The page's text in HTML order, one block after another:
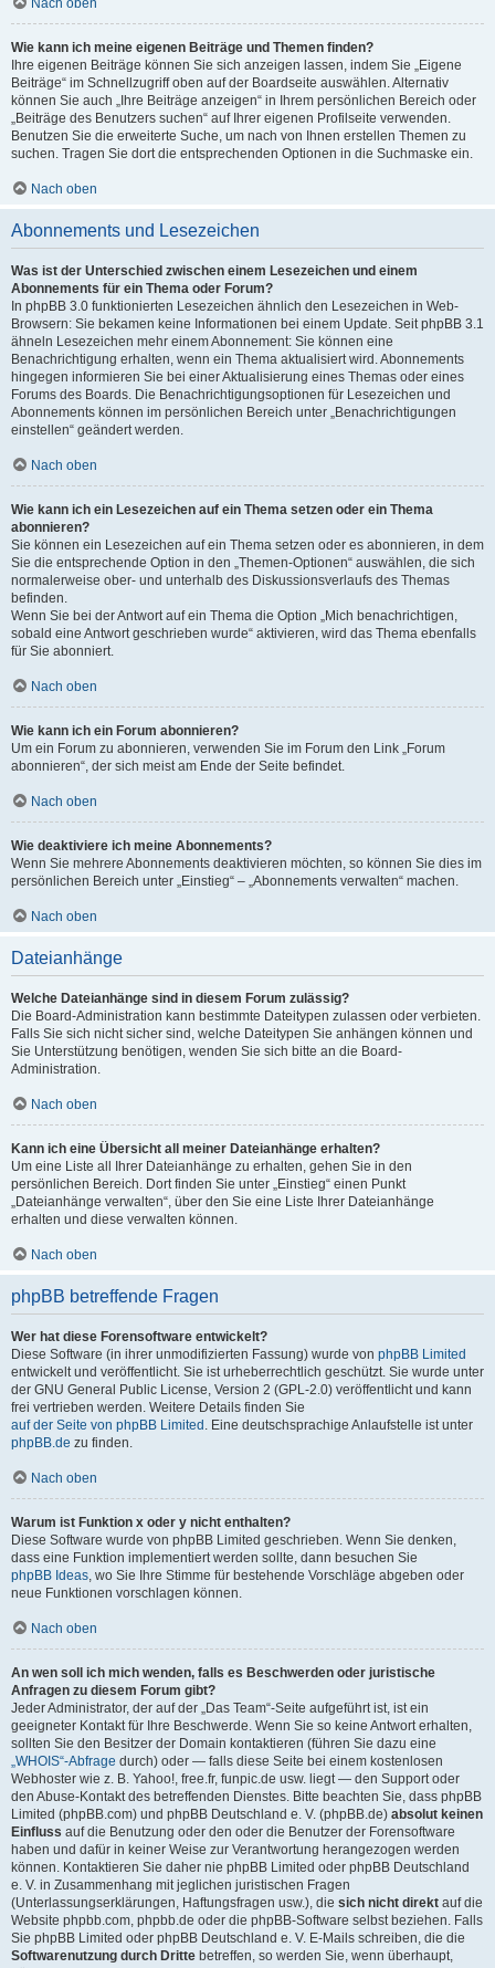
Nach oben
Wie kann ich meine eigenen Beiträge und Themen finden?
Ihre eigenen Beiträge können Sie sich anzeigen lassen, indem Sie „Eigene
Beiträge“ im Schnellzugriff oben auf der Boardseite auswählen. Alternativ
können Sie auch „Ihre Beiträge anzeigen“ in Ihrem persönlichen Bereich oder
„Beiträge des Benutzers suchen“ auf Ihrer eigenen Profilseite verwenden.
Benutzen Sie die erweiterte Suche, um nach von Ihnen erstellen Themen zu
suchen. Tragen Sie dort die entsprechenden Optionen in die Suchmaske ein.
Nach oben
Abonnements und Lesezeichen
Was ist der Unterschied zwischen einem Lesezeichen und einem
Abonnements für ein Thema oder Forum?
In phpBB 3.0 funktionierten Lesezeichen ähnlich den Lesezeichen in Web-
Browsern: Sie bekamen keine Informationen bei einem Update. Seit phpBB 3.1
ähneln Lesezeichen mehr einem Abonnement: Sie können eine
Benachrichtigung erhalten, wenn ein Thema aktualisiert wird. Abonnements
hingegen informieren Sie bei einer Aktualisierung eines Themas oder eines
Forums des Boards. Die Benachrichtigungsoptionen für Lesezeichen und
Abonnements können im persönlichen Bereich unter „Benachrichtigungen
einstellen“ geändert werden.
Nach oben
Wie kann ich ein Lesezeichen auf ein Thema setzen oder ein Thema
abonnieren?
Sie können ein Lesezeichen auf ein Thema setzen oder es abonnieren, in dem
Sie die entsprechende Option in den „Themen-Optionen“ auswählen, die sich
normalerweise ober- und unterhalb des Diskussionsverlaufs des Themas
befinden.
Wenn Sie bei der Antwort auf ein Thema die Option „Mich benachrichtigen,
sobald eine Antwort geschrieben wurde“ aktivieren, wird das Thema ebenfalls
für Sie abonniert.
Nach oben
Wie kann ich ein Forum abonnieren?
Um ein Forum zu abonnieren, verwenden Sie im Forum den Link „Forum
abonnieren“, der sich meist am Ende der Seite befindet.
Nach oben
Wie deaktiviere ich meine Abonnements?
Wenn Sie mehrere Abonnements deaktivieren möchten, so können Sie dies im
persönlichen Bereich unter „Einstieg“ – „Abonnements verwalten“ machen.
Nach oben
Dateianhänge
Welche Dateianhänge sind in diesem Forum zulässig?
Die Board-Administration kann bestimmte Dateitypen zulassen oder verbieten.
Falls Sie sich nicht sicher sind, welche Dateitypen Sie anhängen können und
Sie Unterstützung benötigen, wenden Sie sich bitte an die Board-
Administration.
Nach oben
Kann ich eine Übersicht all meiner Dateianhänge erhalten?
Um eine Liste all Ihrer Dateianhänge zu erhalten, gehen Sie in den
persönlichen Bereich. Dort finden Sie unter „Einstieg“ einen Punkt
„Dateianhänge verwalten“, über den Sie eine Liste Ihrer Dateianhänge
erhalten und diese verwalten können.
Nach oben
phpBB betreffende Fragen
Wer hat diese Forensoftware entwickelt?
Diese Software (in ihrer unmodifizierten Fassung) wurde von phpBB Limited
entwickelt und veröffentlicht. Sie ist urheberrechtlich geschützt. Sie wurde unter
der GNU General Public License, Version 2 (GPL-2.0) veröffentlicht und kann
frei vertrieben werden. Weitere Details finden Sie
auf der Seite von phpBB Limited . Eine deutschsprachige Anlaufstelle ist unter
phpBB.de zu finden.
Nach oben
Warum ist Funktion x oder y nicht enthalten?
Diese Software wurde von phpBB Limited geschrieben. Wenn Sie denken,
dass eine Funktion implementiert werden sollte, dann besuchen Sie
phpBB Ideas, wo Sie Ihre Stimme für bestehende Vorschläge abgeben oder
neue Funktionen vorschlagen können.
Nach oben
An wen soll ich mich wenden, falls es Beschwerden oder juristische
Anfragen zu diesem Forum gibt?
Jeder Administrator, der auf der „Das Team“-Seite aufgeführt ist, ist ein
geeigneter Kontakt für Ihre Beschwerde. Wenn Sie so keine Antwort erhalten,
sollten Sie den Besitzer der Domain kontaktieren (führen Sie dazu eine
„WHOIS“-Abfrage durch) oder — falls diese Seite bei einem kostenlosen
Webhoster wie z. B. Yahoo!, free.fr, funpic.de usw. liegt — den Support oder
den Abuse-Kontakt des betreffenden Dienstes. Bitte beachten Sie, dass phpBB
Limited (phpBB.com) und phpBB Deutschland e. V. (phpBB.de) absolut keinen
Einfluss auf die Benutzung oder den oder die Benutzer der Forensoftware
haben und dafür in keiner Weise zur Verantwortung herangezogen werden
können. Kontaktieren Sie daher nie phpBB Limited oder phpBB Deutschland
e. V. in Zusammenhang mit jeglichen juristischen Fragen
(Unterlassungserklärungen, Haftungsfragen usw.), die sich nicht direkt auf die
Website phpbb.com, phpbb.de oder die phpBB-Software selbst beziehen. Falls
Sie phpBB Limited oder phpBB Deutschland e. V. E-Mails schreiben, die die
Softwarenutzung durch Dritte betreffen, so werden Sie, wenn überhaupt,